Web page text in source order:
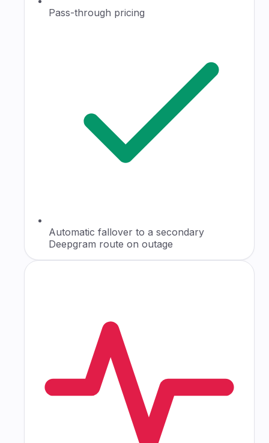
Pass-through pricing
Automatic fallover to a secondary
Deepgram route on outage